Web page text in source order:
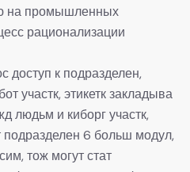
на промышленных
рационализации
доступ к подразделен,
участк, этикетк закладыва
людьм и киборг участк,
6 больш модул,
тож могут стат